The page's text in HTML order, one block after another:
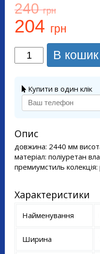
240грн
204 грн
В кошик
Купити в один клік
Опис
довжина: 2440 мм
матеріал: поліуретан
премиумстиль
Характеристики
Найменування
Ширина